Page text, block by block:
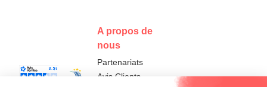
A propos de
nous
Partenariats
Avis Clients